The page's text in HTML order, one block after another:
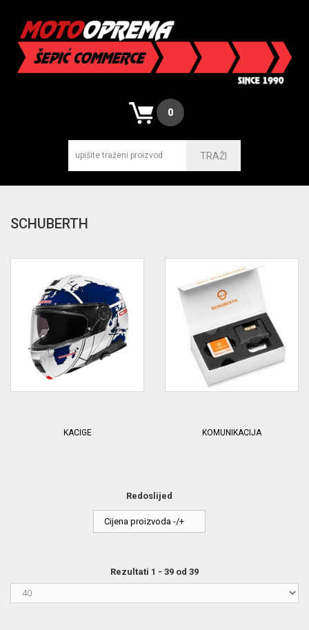
0
TRAŽI
SCHUBERTH
KACIGE KOMUNIKACIJA
Redoslijed
Cijena proizvoda -/+
Rezultati 1 - 39 od 39